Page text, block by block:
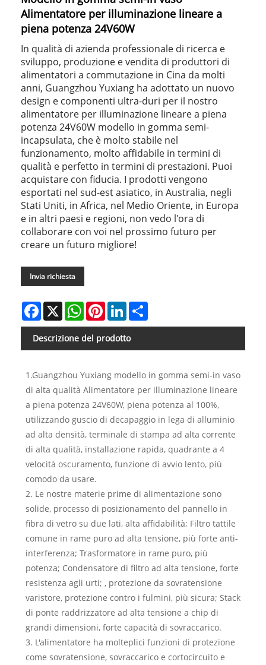
Alimentatore per illuminazione lineare a
piena potenza 24V60W
In qualità di azienda professionale di ricerca e
sviluppo, produzione e vendita di produttori di
alimentatori a commutazione in Cina da molti
anni, Guangzhou Yuxiang ha adottato un nuovo
design e componenti ultra-duri per il nostro
alimentatore per illuminazione lineare a piena
potenza 24V60W modello in gomma semi-
incapsulata, che è molto stabile nel
funzionamento, molto affidabile in termini di
qualità e perfetto in termini di prestazioni. Puoi
acquistare con fiducia. I prodotti vengono
esportati nel sud-est asiatico, in Australia, negli
Stati Uniti, in Africa, nel Medio Oriente, in Europa
e in altri paesi e regioni, non vedo l'ora di
collaborare con voi nel prossimo futuro per
creare un futuro migliore!
Invia richiesta
Facebook
X WhatsAppPinterestLinkedIn
Descrizione del prodotto
1.Guangzhou Yuxiang modello in gomma semi-in vaso
di alta qualità Alimentatore per illuminazione lineare
a piena potenza 24V60W, piena potenza al 100%,
utilizzando guscio di decapaggio in lega di alluminio
ad alta densità, terminale di stampa ad alta corrente
di alta qualità, installazione rapida, quadrante a 4
velocità oscuramento, funzione di avvio lento, più
comodo da usare.
2. Le nostre materie prime di alimentazione sono
solide, processo di posizionamento del pannello in
fibra di vetro su due lati, alta affidabilità; Filtro tattile
comune in rame puro ad alta tensione, più forte anti-
interferenza; Trasformatore in rame puro, più
potenza; Condensatore di filtro ad alta tensione, forte
resistenza agli urti; , protezione da sovratensione
varistore, protezione contro i fulmini, più sicura; Stack
di ponte raddrizzatore ad alta tensione a chip di
grandi dimensioni, forte capacità di sovraccarico.
3. L'alimentatore ha molteplici funzioni di protezione
come sovratensione, sovraccarico e cortocircuito e